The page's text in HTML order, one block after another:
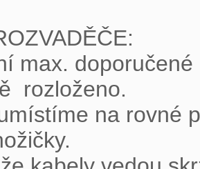
max.
rozloženo.
na rovné